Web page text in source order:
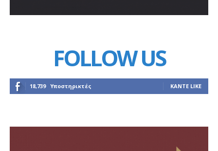
FOLLOW US
18,739 Υποστηρικτές ΚΆΝΤΕ LIKE